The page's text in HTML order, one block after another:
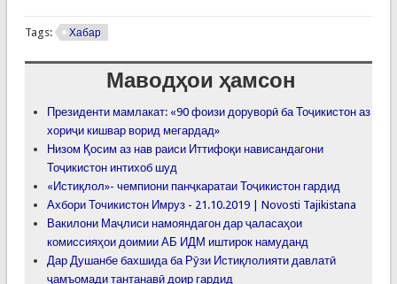
Tags: Хабар
Маводҳои ҳамсон
Президенти мамлакат: «90 фоизи доруворӣ ба Тоҷикистон аз
хориҷи кишвар ворид мегардад»
Низом Қосим аз нав раиси Иттифоқи нависандагони
Тоҷикистон интихоб шуд
«Истиқлол»- чемпиони панҷкаратаи Тоҷикистон гардид
Ахбори Точикистон Имруз - 21.10.2019 | Novosti Tajikistana
Вакилони Маҷлиси намояндагон дар ҷаласаҳои
комиссияҳои доимии АБ ИДМ иштирок намуданд
Дар Душанбе бахшида ба Рӯзи Истиқлолияти давлатӣ
ҷамъомади тантанавӣ доир гардид